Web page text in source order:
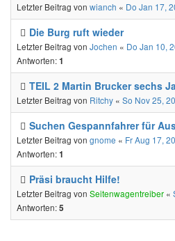
Letzter Beitrag von wianch « Do Jan 17,
Die Burg ruft wieder
Letzter Beitrag von Jochen « Do Jan 10,
Antworten:1
TEIL 2 Martin Brucker sechs
Letzter Beitrag von Ritchy « So Nov 25,
Suchen Gespannfahrer für
Letzter Beitrag von gnome « Fr Aug 17,
Antworten:1
Präsi braucht Hilfe!
Letzter Beitrag von Seitenwagentreiber «
Antworten:5